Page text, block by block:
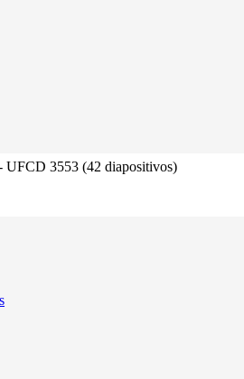
UFCD 3553 (42 diapositivos)